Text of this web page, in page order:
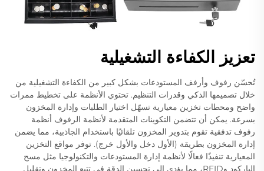
تعزيز الكفاءة التشغيلية
تُحسّن رفوف وأرفف المستودعات بشكل كبير من الكفاءة التشغيلية من
خلال تصميمها الذكي وقدرات التنظيم. تحتوي الأنظمة على تخطيط ممرات
واضح ومحطات تخزين معيارية تسهّل اختيار الطلبات وإدارة المخزون
بسرعة. يمكن أن تتضمن التكوينات المتقدمة لأنظمة الرفوف أنظمة
رفوف تدفقية تقوم بتدوير المخزون تلقائيًا باستخدام الجاذبية، مما يضمن
إدارة المخزون بطريقة (الأول دخل والأول خرج). توفر مواقع التخزين
المعيارية تنفيذًا فعالًا لأنظمة إدارة المستودعات والتكنولوجيا مثل مسح
الباركود وRFID، مما يؤدي إلى تحسين الدقة في تتبع المخزون وتقليل